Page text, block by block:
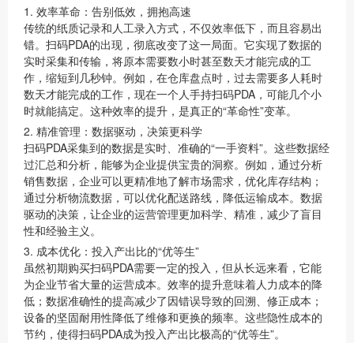
1. 效率革命：告别低效，拥抱高速
传统的纸质记录和人工录入方式，不仅效率低下，而且容易出
错。扫码PDA的出现，彻底改变了这一局面。它实现了数据的
实时采集和传输，将原本需要数小时甚至数天才能完成的工
作，缩短到几秒钟。例如，在仓库盘点时，过去需要多人耗时
数天才能完成的工作，现在一个人手持扫码PDA，可能几个小
时就能搞定。这种效率的提升，是真正的“革命性”变革。
2. 精准管理：数据驱动，决策更科学
扫码PDA采集到的数据是实时、准确的“一手资料”。这些数据经
过汇总和分析，能够为企业提供宝贵的洞察。例如，通过分析
销售数据，企业可以更精准地了解市场需求，优化库存结构；
通过分析物流数据，可以优化配送路线，降低运输成本。数据
驱动的决策，让企业的运营管理更加科学、精准，减少了盲目
性和经验主义。
3. 成本优化：投入产出比的“优等生”
虽然初期购买扫码PDA需要一定的投入，但从长远来看，它能
为企业节省大量的运营成本。效率的提升意味着人力成本的降
低；数据准确性的提高减少了因错误导致的回溯、修正成本；
设备的坚固耐用性降低了维修和更换的频率。这些隐性成本的
节约，使得扫码PDA成为投入产出比极高的“优等生”。